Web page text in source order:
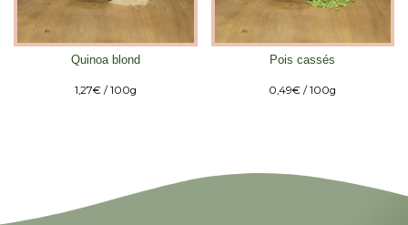
Quinoa blond
1,27€ / 100g
Pois cassés
0,49€ / 100g